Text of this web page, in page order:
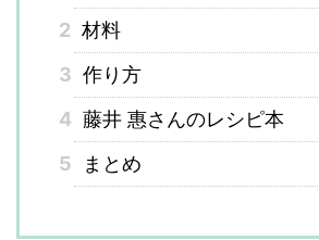
2 材料
3 作り方
4 藤井 惠さんのレシピ本
5
まとめ